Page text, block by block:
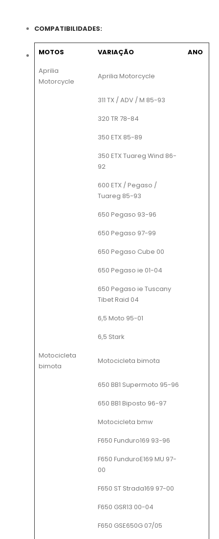
COMPATIBILIDADES:
MOTOS VARIAÇÃO
ANO
Aprilia
Motorcycle
Aprilia Motorcycle
311 TX / ADV / M 85-93
320 TR 78-84
350 ETX 85-89
350 ETX Tuareg Wind 86-
92
600 ETX / Pegaso /
Tuareg 85-93
650 Pegaso 93-96
650 Pegaso 97-99
650 Pegaso Cube 00
650 Pegaso ie 01-04
650 Pegaso ie Tuscany
Tibet Raid 04
6,5 Moto 95-01
6,5 Stark
Motocicleta
bimota
Motocicleta bimota
650 BB1 Supermoto 95-96
650 BB1 Biposto 96-97
Motocicleta bmw
F650 Funduro169 93-96
F650 FunduroE169 MU 97-
00
F650 ST Strada169 97-00
F650 GSR13 00-04
F650 GSE650G 07/05